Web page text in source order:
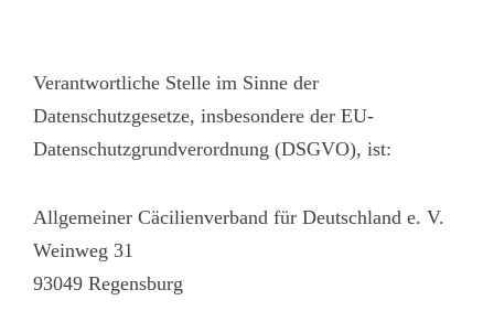
Verantwortliche Stelle im Sinne der
Datenschutzgesetze, insbesondere der EU-
Datenschutzgrundverordnung (DSGVO), ist:
Allgemeiner Cäcilienverband für Deutschland e. V.
Weinweg 31
93049 Regensburg